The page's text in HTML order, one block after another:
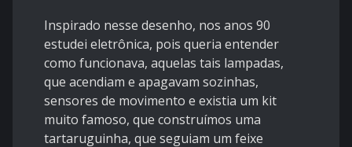
Inspirado nesse desenho, nos anos 90
estudei eletrônica, pois queria entender
como funcionava, aquelas tais lampadas,
que acendiam e apagavam sozinhas,
sensores de movimento e existia um kit
muito famoso, que construímos uma
tartaruguinha, que seguiam um feixe